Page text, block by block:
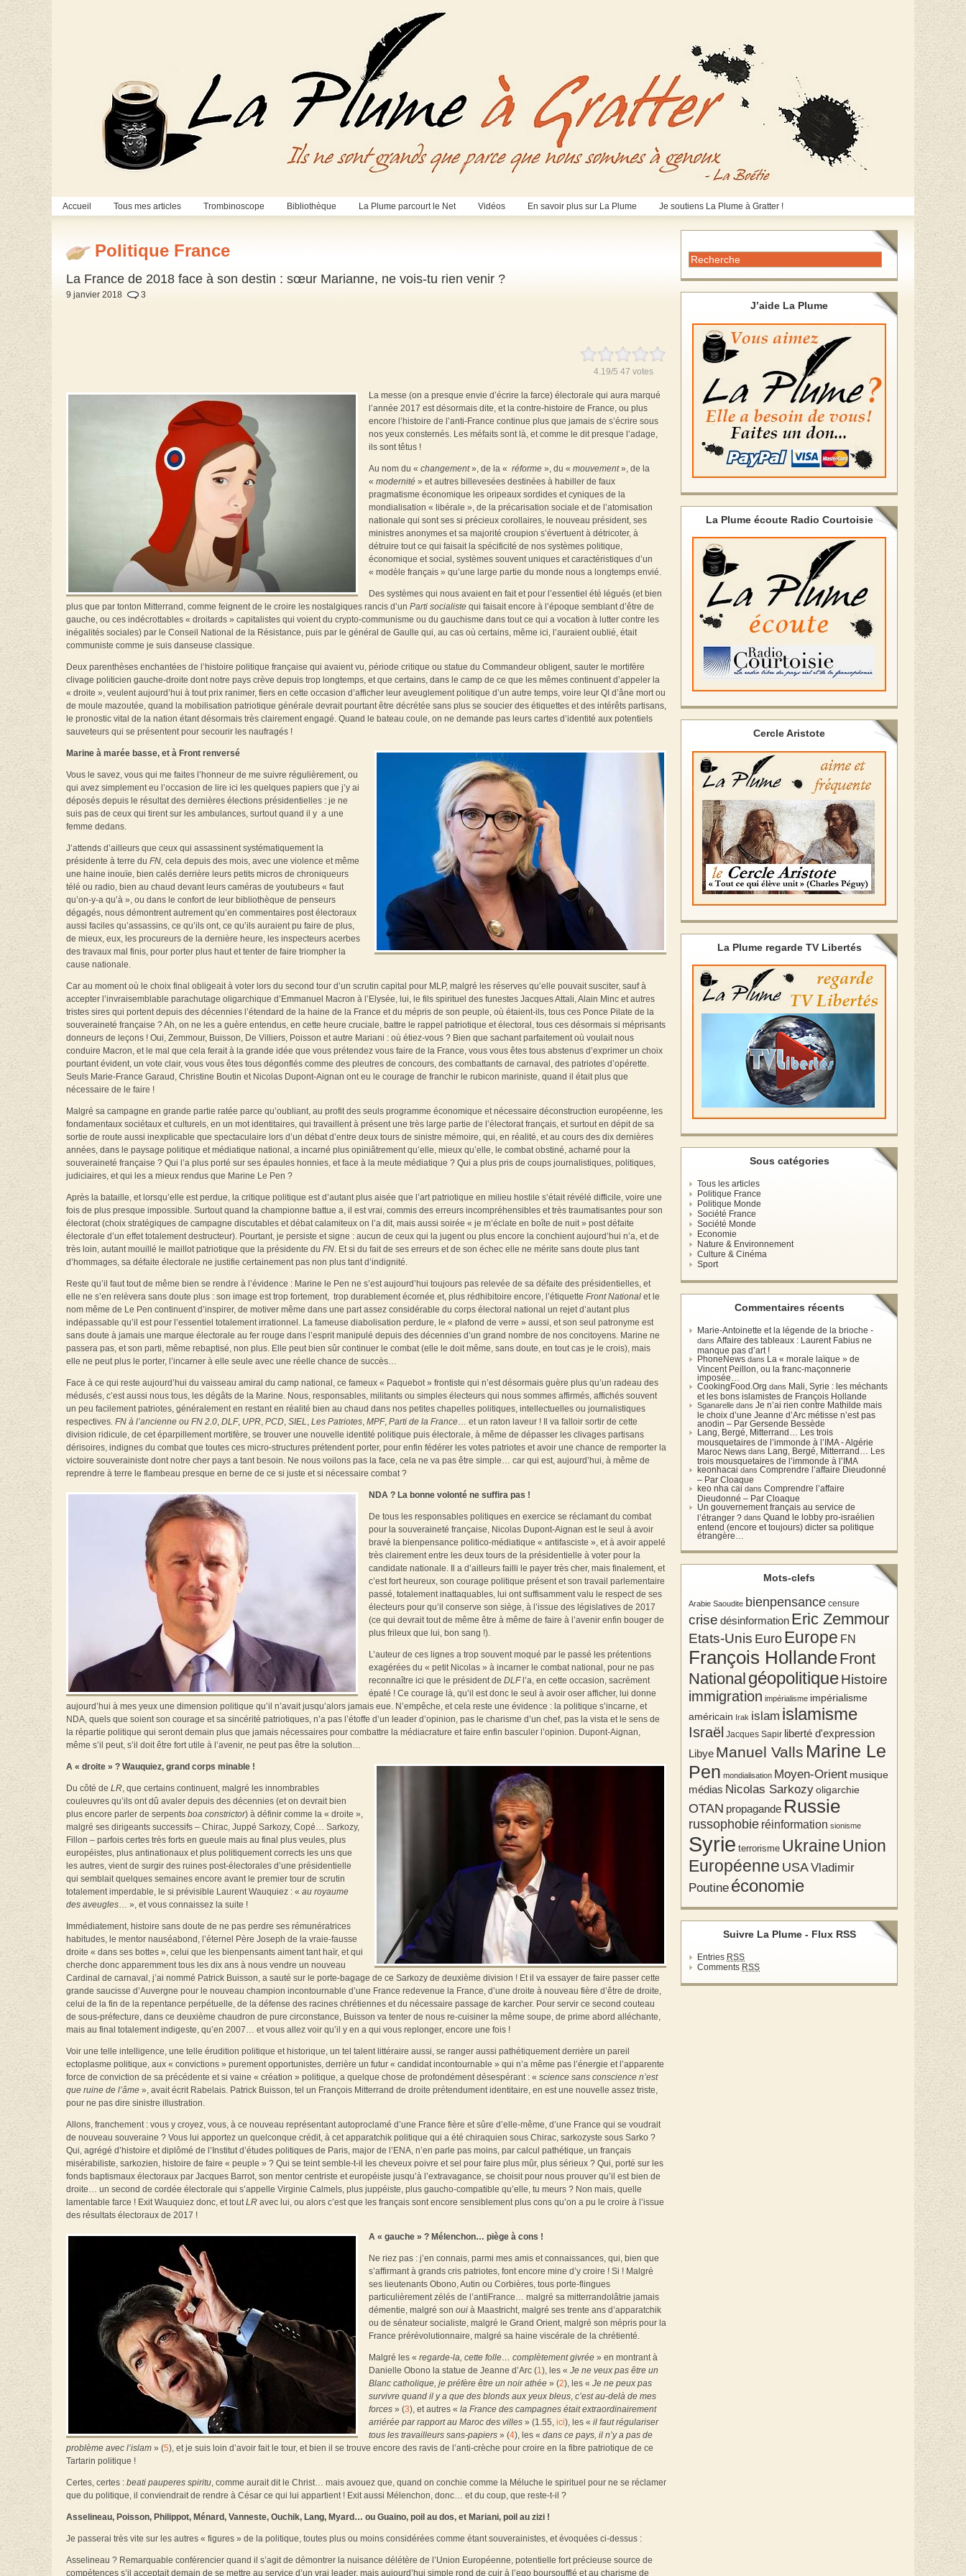
Accueil Tous mes articles Trombinoscope Bibliothèque La Plume parcourt le Net Vidéos En savoir plus sur La Plume Je soutiens La Plume à Gratter !
Politique France
La France de 2018 face à son destin : sœur Marianne, ne vois-tu rien venir ?
9 janvier 2018 3
4.19/5 47 votes
La messe (on a presque envie d’écrire la farce) électorale qui aura marqué
l’année 2017 est désormais dite, et la contre-histoire de France, ou plus
encore l’histoire de l’anti-France continue plus que jamais de s’écrire sous
nos yeux consternés. Les méfaits sont là, et comme le dit presque l’adage,
ils sont têtus !
Au nom du « changement», de la « réforme », du « mouvement», de la
« modernité » et autres billevesées destinées à habiller de faux
pragmatisme économique les oripeaux sordides et cyniques de la
mondialisation « libérale », de la précarisation sociale et de l’atomisation
nationale qui sont ses si précieux corollaires, le nouveau président, ses
ministres anonymes et sa majorité croupion s’évertuent à détricoter, à
détruire tout ce qui faisait la spécificité de nos systèmes politique,
économique et social, systèmes souvent uniques et caractéristiques d’un
« modèle français » qu’une large partie du monde nous a longtemps envié.
Des systèmes qui nous avaient en fait et pour l’essentiel été légués (et bien
plus que par tonton Mitterrand, comme feignent de le croire les nostalgiques rancis d’un Parti socialiste qui faisait encore à l’époque semblant d’être de
gauche, ou ces indécrottables « droitards » capitalistes qui voient du crypto-communisme ou du gauchisme dans tout ce qui a vocation à lutter contre les
inégalités sociales) par le Conseil National de la Résistance, puis par le général de Gaulle qui, au cas où certains, même ici, l’auraient oublié, était
communiste comme je suis danseuse classique.
Deux parenthèses enchantées de l’histoire politique française qui avaient vu, période critique ou statue du Commandeur obligent, sauter le mortifère
clivage politicien gauche-droite dont notre pays crève depuis trop longtemps, et que certains, dans le camp de ce que les mêmes continuent d’appeler la
« droite », veulent aujourd’hui à tout prix ranimer, fiers en cette occasion d’afficher leur aveuglement politique d’un autre temps, voire leur QI d’âne mort ou
de moule mazoutée, quand la mobilisation patriotique générale devrait pourtant être décrétée sans plus se soucier des étiquettes et des intérêts partisans,
le pronostic vital de la nation étant désormais très clairement engagé. Quand le bateau coule, on ne demande pas leurs cartes d’identité aux potentiels
sauveteurs qui se présentent pour secourir les naufragés !
Marine à marée basse, et à Front renversé
Vous le savez, vous qui me faites l’honneur de me suivre régulièrement, ou
qui avez simplement eu l’occasion de lire ici les quelques papiers que j’y ai
déposés depuis le résultat des dernières élections présidentielles : je ne
suis pas de ceux qui tirent sur les ambulances, surtout quand il y a une
femme dedans.
J’attends d’ailleurs que ceux qui assassinent systématiquement la
présidente à terre du FN, cela depuis des mois, avec une violence et même
une haine inouïe, bien calés derrière leurs petits micros de chroniqueurs
télé ou radio, bien au chaud devant leurs caméras de youtubeurs « faut
qu’on-y-a qu’à », ou dans le confort de leur bibliothèque de penseurs
dégagés, nous démontrent autrement qu’en commentaires post électoraux
aussi faciles qu’assassins, ce qu’ils ont, ce qu’ils auraient pu faire de plus,
de mieux, eux, les procureurs de la dernière heure, les inspecteurs acerbes
des travaux mal finis, pour porter plus haut et tenter de faire triompher la
cause nationale.
Car au moment où le choix final obligeait à voter lors du second tour d’un scrutin capital pour MLP, malgré les réserves qu’elle pouvait susciter, sauf à
accepter l’invraisemblable parachutage oligarchique d’Emmanuel Macron à l’Elysée, lui, le fils spirituel des funestes Jacques Attali, Alain Minc et autres
tristes sires qui portent depuis des décennies l’étendard de la haine de la France et du mépris de son peuple, où étaient-ils, tous ces Ponce Pilate de la
souveraineté française ? Ah, on ne les a guère entendus, en cette heure cruciale, battre le rappel patriotique et électoral, tous ces désormais si méprisants
donneurs de leçons ! Oui, Zemmour, Buisson, De Villiers, Poisson et autre Mariani : où étiez-vous ? Bien que sachant parfaitement où voulait nous
conduire Macron, et le mal que cela ferait à la grande idée que vous prétendez vous faire de la France, vous vous êtes tous abstenus d’exprimer un choix
pourtant évident, un vote clair, vous vous êtes tous dégonflés comme des pleutres de concours, des combattants de carnaval, des patriotes d’opérette.
Seuls Marie-France Garaud, Christine Boutin et Nicolas Dupont-Aignan ont eu le courage de franchir le rubicon mariniste, quand il était plus que
nécessaire de le faire !
Malgré sa campagne en grande partie ratée parce qu’oubliant, au profit des seuls programme économique et nécessaire déconstruction européenne, les
fondamentaux sociétaux et culturels, en un mot identitaires, qui travaillent à présent une très large partie de l’électorat français, et surtout en dépit de sa
sortie de route aussi inexplicable que spectaculaire lors d’un débat d’entre deux tours de sinistre mémoire, qui, en réalité, et au cours des dix dernières
années, dans le paysage politique et médiatique national, a incarné plus opiniâtrement qu’elle, mieux qu’elle, le combat obstiné, acharné pour la
souveraineté française ? Qui l’a plus porté sur ses épaules honnies, et face à la meute médiatique ? Qui a plus pris de coups journalistiques, politiques,
judiciaires, et qui les a mieux rendus que Marine Le Pen ?
Après la bataille, et lorsqu’elle est perdue, la critique politique est d’autant plus aisée que l’art patriotique en milieu hostile s’était révélé difficile, voire une
fois de plus presque impossible. Surtout quand la championne battue a, il est vrai, commis des erreurs incompréhensibles et très traumatisantes pour son
électorat (choix stratégiques de campagne discutables et débat calamiteux on l’a dit, mais aussi soirée « je m’éclate en boîte de nuit » post défaite
électorale d’un effet totalement destructeur). Pourtant, je persiste et signe : aucun de ceux qui la jugent ou plus encore la conchient aujourd’hui n’a, et de
très loin, autant mouillé le maillot patriotique que la présidente du FN. Et si du fait de ses erreurs et de son échec elle ne mérite sans doute plus tant
d’hommages, sa défaite électorale ne justifie certainement pas non plus tant d’indignité.
Reste qu’il faut tout de même bien se rendre à l’évidence : Marine le Pen ne s’est aujourd’hui toujours pas relevée de sa défaite des présidentielles, et
elle ne s’en relèvera sans doute plus : son image est trop fortement, trop durablement écornée et, plus rédhibitoire encore, l’étiquette Front National et le
nom même de Le Pen continuent d’inspirer, de motiver même dans une part assez considérable du corps électoral national un rejet d’autant plus
indépassable qu’il est pour l’essentiel totalement irrationnel. La fameuse diabolisation perdure, le « plafond de verre » aussi, et son seul patronyme est
sans doute à jamais une marque électorale au fer rouge dans l’esprit manipulé depuis des décennies d’un grand nombre de nos concitoyens. Marine ne
passera pas, et son parti, même rebaptisé, non plus. Elle peut bien sûr continuer le combat (elle le doit même, sans doute, en tout cas je le crois), mais
elle ne peut plus le porter, l’incarner à elle seule avec une réelle chance de succès…
Face à ce qui reste aujourd’hui du vaisseau amiral du camp national, ce fameux « Paquebot » frontiste qui n’est désormais guère plus qu’un radeau des
médusés, c’est aussi nous tous, les dégâts de la Marine. Nous, responsables, militants ou simples électeurs qui nous sommes affirmés, affichés souvent
un peu facilement patriotes, généralement en restant en réalité bien au chaud dans nos petites chapelles politiques, intellectuelles ou journalistiques
respectives. FN à l’ancienne ou FN 2.0, DLF, UPR, PCD, SIEL, Les Patriotes, MPF, Parti de la France… et un raton laveur ! Il va falloir sortir de cette
division ridicule, de cet éparpillement mortifère, se trouver une nouvelle identité politique puis électorale, à même de dépasser les clivages partisans
dérisoires, indignes du combat que toutes ces micro-structures prétendent porter, pour enfin fédérer les votes patriotes et avoir une chance de remporter la
victoire souverainiste dont notre cher pays a tant besoin. Ne nous voilons pas la face, cela ne va pas être simple… car qui est, aujourd’hui, à même de
reprendre à terre le flambeau presque en berne de ce si juste et si nécessaire combat ?
NDA ? La bonne volonté ne suffira pas !
De tous les responsables politiques en exercice se réclamant du combat
pour la souveraineté française, Nicolas Dupont-Aignan est le seul à avoir
bravé la bienpensance politico-médiatique « antifasciste », et à avoir appelé
très clairement entre les deux tours de la présidentielle à voter pour la
candidate nationale. Il a d’ailleurs failli le payer très cher, mais finalement, et
c’est fort heureux, son courage politique présent et son travail parlementaire
passé, totalement inattaquables, lui ont suffisamment valu le respect de ses
électeurs pour qu’il conserve son siège, à l’issue des législatives de 2017
(ce qui devrait tout de même être à même de faire à l’avenir enfin bouger de
plus frileux que lui, bon sang !).
L’auteur de ces lignes a trop souvent moqué par le passé les prétentions
exagérées du « petit Nicolas » à incarner le combat national, pour ne pas
reconnaître ici que le président de DLFl’a, en cette occasion, sacrément
épaté ! Ce courage là, qu’il est donc le seul à avoir oser afficher, lui donne
aujourd’hui à mes yeux une dimension politique qu’il n’avait jusqu’alors jamais eue. N’empêche, et cela reste une évidence : la politique s’incarne, et
NDA, quels que soient son courage et sa sincérité patriotiques, n’a pas l’étoffe d’un leader d’opinion, pas le charisme d’un chef, pas la vista et le sens de
la répartie politique qui seront demain plus que jamais nécessaires pour combattre la médiacrature et faire enfin basculer l’opinion. Dupont-Aignan,
même s’il peut, s’il doit être fort utile à l’avenir, ne peut pas être la solution…
A « droite » ? Wauquiez, grand corps minable !
Du côté de LR, que certains continuent, malgré les innombrables
couleuvres qu’ils ont dû avaler depuis des décennies (et on devrait bien
plus encore parler de serpents boa constrictor) à définir comme la « droite »,
malgré ses dirigeants successifs – Chirac, Juppé Sarkozy, Copé… Sarkozy,
Fillon – parfois certes très forts en gueule mais au final plus veules, plus
européistes, plus antinationaux et plus politiquement corrects les uns que
les autres, vient de surgir des ruines post-électorales d’une présidentielle
qui semblait quelques semaines encore avant le premier tour de scrutin
totalement imperdable, le si prévisible Laurent Wauquiez : « au royaume
des aveugles… », et vous connaissez la suite !
Immédiatement, histoire sans doute de ne pas perdre ses rémunératrices
habitudes, le mentor nauséabond, l’éternel Père Joseph de la vraie-fausse
droite « dans ses bottes », celui que les bienpensants aiment tant haïr, et qui
cherche donc apparemment tous les dix ans à nous vendre un nouveau
Cardinal de carnaval, j’ai nommé Patrick Buisson, a sauté sur le porte-bagage de ce Sarkozy de deuxième division ! Et il va essayer de faire passer cette
grande saucisse d’Auvergne pour le nouveau champion incontournable d’une France redevenue la France, d’une droite à nouveau fière d’être de droite,
celui de la fin de la repentance perpétuelle, de la défense des racines chrétiennes et du nécessaire passage de karcher. Pour servir ce second couteau
de sous-préfecture, dans ce deuxième chaudron de pure circonstance, Buisson va tenter de nous re-cuisiner la même soupe, de prime abord alléchante,
mais au final totalement indigeste, qu’en 2007… et vous allez voir qu’il y en a qui vous replonger, encore une fois !
Voir une telle intelligence, une telle érudition politique et historique, un tel talent littéraire aussi, se ranger aussi pathétiquement derrière un pareil
ectoplasme politique, aux « convictions » purement opportunistes, derrière un futur « candidat incontournable » qui n’a même pas l’énergie et l’apparente
force de conviction de sa précédente et si vaine « création » politique, a quelque chose de profondément désespérant : « science sans conscience n’est
que ruine de l’âme », avait écrit Rabelais. Patrick Buisson, tel un François Mitterrand de droite prétendument identitaire, en est une nouvelle assez triste,
pour ne pas dire sinistre illustration.
Allons, franchement : vous y croyez, vous, à ce nouveau représentant autoproclamé d’une France fière et sûre d’elle-même, d’une France qui se voudrait
de nouveau souveraine ? Vous lui apportez un quelconque crédit, à cet apparatchik politique qui a été chiraquien sous Chirac, sarkozyste sous Sarko ?
Qui, agrégé d’histoire et diplômé de l’Institut d’études politiques de Paris, major de l’ENA, n’en parle pas moins, par calcul pathétique, un français
misérabiliste, sarkozien, histoire de faire « peuple » ? Qui se teint semble-t-il les cheveux poivre et sel pour faire plus mûr, plus sérieux ? Qui, porté sur les
fonds baptismaux électoraux par Jacques Barrot, son mentor centriste et européiste jusqu’à l’extravagance, se choisit pour nous prouver qu’il est bien de
droite… un second de cordée électorale qui s’appelle Virginie Calmels, plus juppéiste, plus gaucho-compatible qu’elle, tu meurs ? Non mais, quelle
lamentable farce ! Exit Wauquiez donc, et toutLR avec lui, ou alors c’est que les français sont encore sensiblement plus cons qu’on a pu le croire à l’issue
des résultats électoraux de 2017 !
A « gauche » ? Mélenchon… piège à cons !
Ne riez pas : j’en connais, parmi mes amis et connaissances, qui, bien que
s’affirmant à grands cris patriotes, font encore mine d’y croire ! Si ! Malgré
ses lieutenants Obono, Autin ou Corbières, tous porte-flingues
particulièrement zélés de l’antiFrance… malgré sa mitterrandolâtrie jamais
démentie, malgré son oui à Maastricht, malgré ses trente ans d’apparatchik
ou de sénateur socialiste, malgré le Grand Orient, malgré son mépris pour la
France prérévolutionnaire, malgré sa haine viscérale de la chrétienté.
Malgré les « regarde-la, cette folle… complètement givrée » en montrant à
Danielle Obono la statue de Jeanne d’Arc (1), les « Je ne veux pas être un
Blanc catholique, je préfère être un noir athée » (2), les « Je ne peux pas
survivre quand il y a que des blonds aux yeux bleus, c’est au-delà de mes
forces » (3), et autres « la France des campagnes était extraordinairement
arriérée par rapport au Maroc des villes » (1.55, ici), les « il faut régulariser
tous les travailleurs sans-papiers » (4), les « dans ce pays, il n’y a pas de
problème avec l’islam » (5), et je suis loin d’avoir fait le tour, et bien il se trouve encore des ravis de l’anti-crèche pour croire en la fibre patriotique de ce
Tartarin politique !
Certes, certes : beati pauperes spiritu, comme aurait dit le Christ… mais avouez que, quand on conchie comme la Méluche le spirituel pour ne se réclamer
que du politique, il conviendrait de rendre à César ce qui lui appartient ! Exit aussi Mélenchon, donc… et du coup, que reste-t-il ?
Asselineau, Poisson, Philippot, Ménard, Vanneste, Ouchik, Lang, Myard… ou Guaino, poil au dos, et Mariani, poil au zizi !
Je passerai très vite sur les autres « figures » de la politique, toutes plus ou moins considérées comme étant souverainistes, et évoquées ci-dessus :
Asselineau ? Remarquable conférencier quand il s’agit de démontrer la nuisance délétère de l’Union Européenne, potentielle fort précieuse source de
compétences s’il acceptait demain de se mettre au service d’un vrai leader, mais aujourd’hui simple rond de cuir à l’ego boursoufflé et au charisme de
J’aide La Plume
La Plume écoute Radio Courtoisie
Cercle Aristote
La Plume regarde TV Libertés
Sous catégories
Tous les articles
Politique France
Politique Monde
Société France
Société Monde
Economie
Nature & Environnement
Culture & Cinéma
Sport
Commentaires récents
Marie-Antoinette et la légende de la brioche -
dans Affaire des tableaux : Laurent Fabius ne
manque pas d’art !
PhoneNews dans La « morale laïque » de
Vincent Peillon, ou la franc-maçonnerie
imposée…
CookingFood.Org dans Mali, Syrie : les méchants
et les bons islamistes de François Hollande
Sganarelle dans Je n’ai rien contre Mathilde mais
le choix d’une Jeanne d’Arc métisse n’est pas
anodin – Par Gersende Bessède
Lang, Bergé, Mitterrand… Les trois
mousquetaires de l’immonde à l’IMA - Algérie
Maroc News dans Lang, Bergé, Mitterrand… Les
trois mousquetaires de l’immonde à l’IMA
keonhacai dans Comprendre l’affaire Dieudonné
– Par Cloaque
keo nha cai dans Comprendre l’affaire
Dieudonné – Par Cloaque
Un gouvernement français au service de
l’étranger ? dans Quand le lobby pro-israélien
entend (encore et toujours) dicter sa politique
étrangère…
Mots-clefs
Arabie Saoudite bienpensance censure
crise désinformation Eric Zemmour
Etats-Unis Euro Europe FN
François HollandeFront
National géopolitiqueHistoire
immigration impérialisme impérialisme
américain Irak islam islamisme
Israël Jacques Sapir liberté d'expression
Libye Manuel Valls Marine Le
Pen mondialisation Moyen-Orient musique
médias Nicolas Sarkozyoligarchie
OTAN propagande Russie
russophobie réinformation sionisme
Syrie terrorisme Ukraine Union
Européenne USAVladimir
Poutine économie
Suivre La Plume - Flux RSS
Entries RSS
Comments RSS